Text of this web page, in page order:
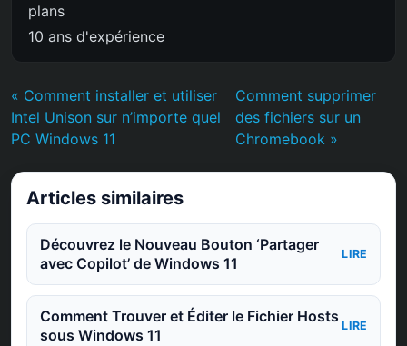
plans
10 ans d'expérience
« Comment installer et utiliser
Intel Unison sur n’importe quel
PC Windows 11
Comment supprimer
des fichiers sur un
Chromebook »
Articles similaires
Découvrez le Nouveau Bouton ‘Partager
avec Copilot’ de Windows 11
LIRE
Comment Trouver et Éditer le Fichier Hosts
sous Windows 11
LIRE